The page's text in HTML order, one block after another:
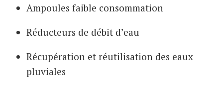
Ampoules faible consommation
Réducteurs de débit d’eau
Récupération et réutilisation des eaux
pluviales